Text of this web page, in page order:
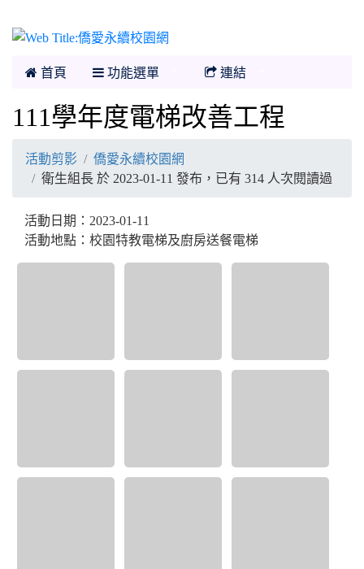
首頁 功能選單 連結
111學年度電梯改善工程
活動剪影
僑愛永續校園網
衛生組長 於 2023-01-11 發布，已有 314 人次閱讀過
活動日期：2023-01-11
活動地點：校園特教電梯及廚房送餐電梯